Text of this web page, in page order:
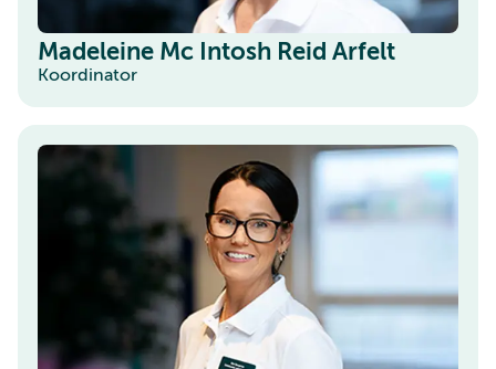
Madeleine Mc Intosh Reid Arfelt
Koordinator